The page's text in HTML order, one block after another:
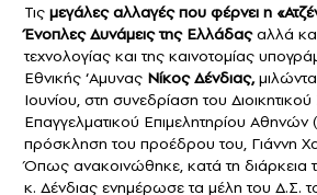
Τις μεγάλες αλλαγές που φέρνει η
Ένοπλες Δυνάμεις της Ελλάδαςαλλά
τεχνολογίας και της καινοτομίας
Εθνικής ‘Αμυνας Νίκος Δένδιας,
Ιουνίου, στη συνεδρίαση του
Επαγγελματικού Επιμελητηρίου
πρόσκληση του προέδρου του, Γιάννη
Όπως ανακοινώθηκε, κατά τη διάρκεια
κ. Δένδιας ενημέρωσε τα μέλη του Δ.Σ.